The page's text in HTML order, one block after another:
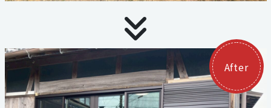
三泗エリア直通
059-324-3068
桑員エリア直通
059-315-4714
After